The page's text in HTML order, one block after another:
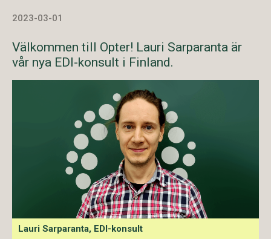
2023-03-01
Välkommen till Opter! Lauri Sarparanta är
vår nya EDI-konsult i Finland.
Lauri Sarparanta, EDI-konsult